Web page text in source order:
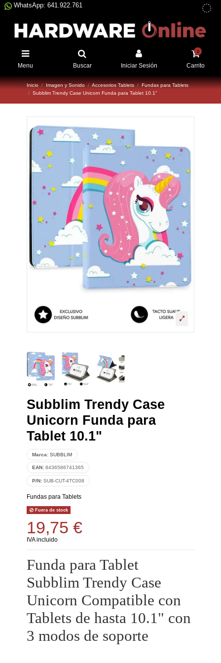
WhatsApp: 641.922.761
Menu Buscar Iniciar Sesión
0
Carrito
Inicio Imagen y Sonido Accesorios Tablets
Fundas para Tablets
Subblim Trendy Case Unicorn Funda para Tablet 10.1"
Subblim Trendy Case
Unicorn Funda para
Tablet 10.1"
Marca: SUBBLIM
EAN: 8436586741365
P/N: SUB-CUT-4TC008
Fundas para Tablets
Fuera de stock
19,75 €
IVA incluido
Funda para Tablet
Subblim Trendy Case
Unicorn Compatible con
Tablets de hasta 10.1" con
3 modos de soporte